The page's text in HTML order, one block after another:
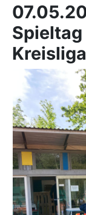
Spieltag
Kreisliga